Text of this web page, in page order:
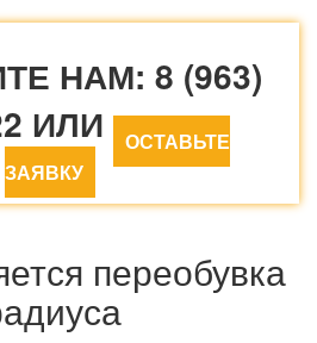
НАМ: 8 (963)
ИЛИ
ОСТАВЬТЕ
ЗАЯВКУ
переобувка